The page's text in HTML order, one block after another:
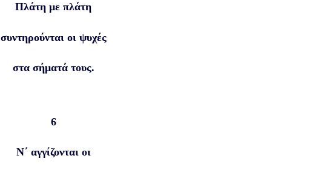
Πλάτη με πλάτη
συντηρούνται οι ψυχές
στα σήματά τους.
6
Ν΄ αγγίζονται οι